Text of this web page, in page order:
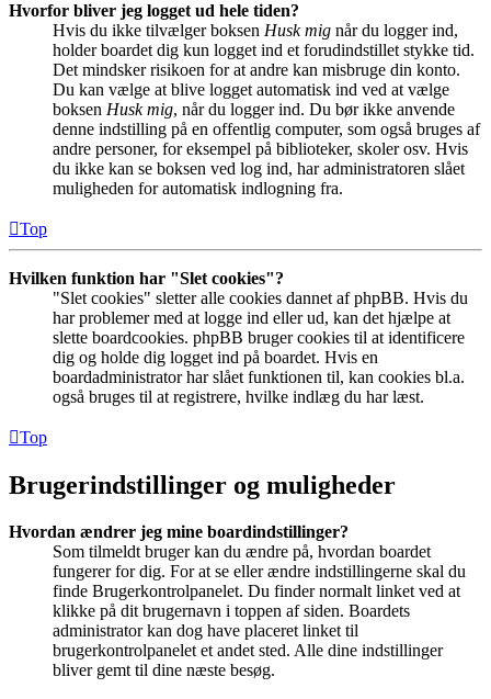
Hvorfor bliver jeg logget ud hele tiden?
Hvis du ikke tilvælger boksen Husk mig når du logger ind,
holder boardet dig kun logget ind et forudindstillet stykke tid.
Det mindsker risikoen for at andre kan misbruge din konto.
Du kan vælge at blive logget automatisk ind ved at vælge
boksen Husk mig, når du logger ind. Du bør ikke anvende
denne indstilling på en offentlig computer, som også bruges af
andre personer, for eksempel på biblioteker, skoler osv. Hvis
du ikke kan se boksen ved log ind, har administratoren slået
muligheden for automatisk indlogning fra.
Top
Hvilken funktion har "Slet cookies"?
"Slet cookies" sletter alle cookies dannet af phpBB. Hvis du
har problemer med at logge ind eller ud, kan det hjælpe at
slette boardcookies. phpBB bruger cookies til at identificere
dig og holde dig logget ind på boardet. Hvis en
boardadministrator har slået funktionen til, kan cookies bl.a.
også bruges til at registrere, hvilke indlæg du har læst.
Top
Brugerindstillinger og muligheder
Hvordan ændrer jeg mine boardindstillinger?
Som tilmeldt bruger kan du ændre på, hvordan boardet
fungerer for dig. For at se eller ændre indstillingerne skal du
finde Brugerkontrolpanelet. Du finder normalt linket ved at
klikke på dit brugernavn i toppen af siden. Boardets
administrator kan dog have placeret linket til
brugerkontrolpanelet et andet sted. Alle dine indstillinger
bliver gemt til dine næste besøg.